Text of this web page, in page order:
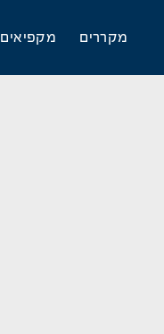
מקררים מקפיאים